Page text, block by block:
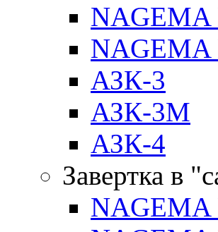
NAGEMA
NAGEMA
АЗК-3
АЗК-3М
АЗК-4
Завертка в
NAGEMA